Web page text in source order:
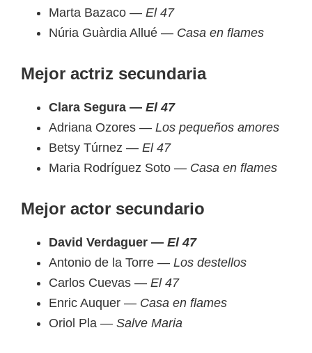
Marta Bazaco — El 47
Núria Guàrdia Allué — Casa en flames
Mejor actriz secundaria
Clara Segura — El 47
Adriana Ozores — Los pequeños amores
Betsy Túrnez — El 47
Maria Rodríguez Soto — Casa en flames
Mejor actor secundario
David Verdaguer — El 47
Antonio de la Torre — Los destellos
Carlos Cuevas — El 47
Enric Auquer — Casa en flames
Oriol Pla — Salve Maria